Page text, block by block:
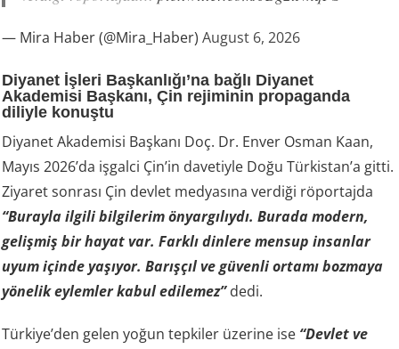
— Mira Haber (@Mira_Haber)August 6, 2026
Diyanet İşleri Başkanlığı’na bağlı Diyanet
Akademisi Başkanı, Çin rejiminin propaganda
diliyle konuştu
Diyanet Akademisi Başkanı Doç. Dr. Enver Osman Kaan,
Mayıs 2026’da işgalci Çin’in davetiyle Doğu Türkistan’a gitti.
Ziyaret sonrası Çin devlet medyasına verdiği röportajda
“Burayla ilgili bilgilerim önyargılıydı. Burada modern,
gelişmiş bir hayat var. Farklı dinlere mensup insanlar
uyum içinde yaşıyor. Barışçıl ve güvenli ortamı bozmaya
yönelik eylemler kabul edilemez”dedi.
Türkiye’den gelen yoğun tepkiler üzerine ise “Devlet ve